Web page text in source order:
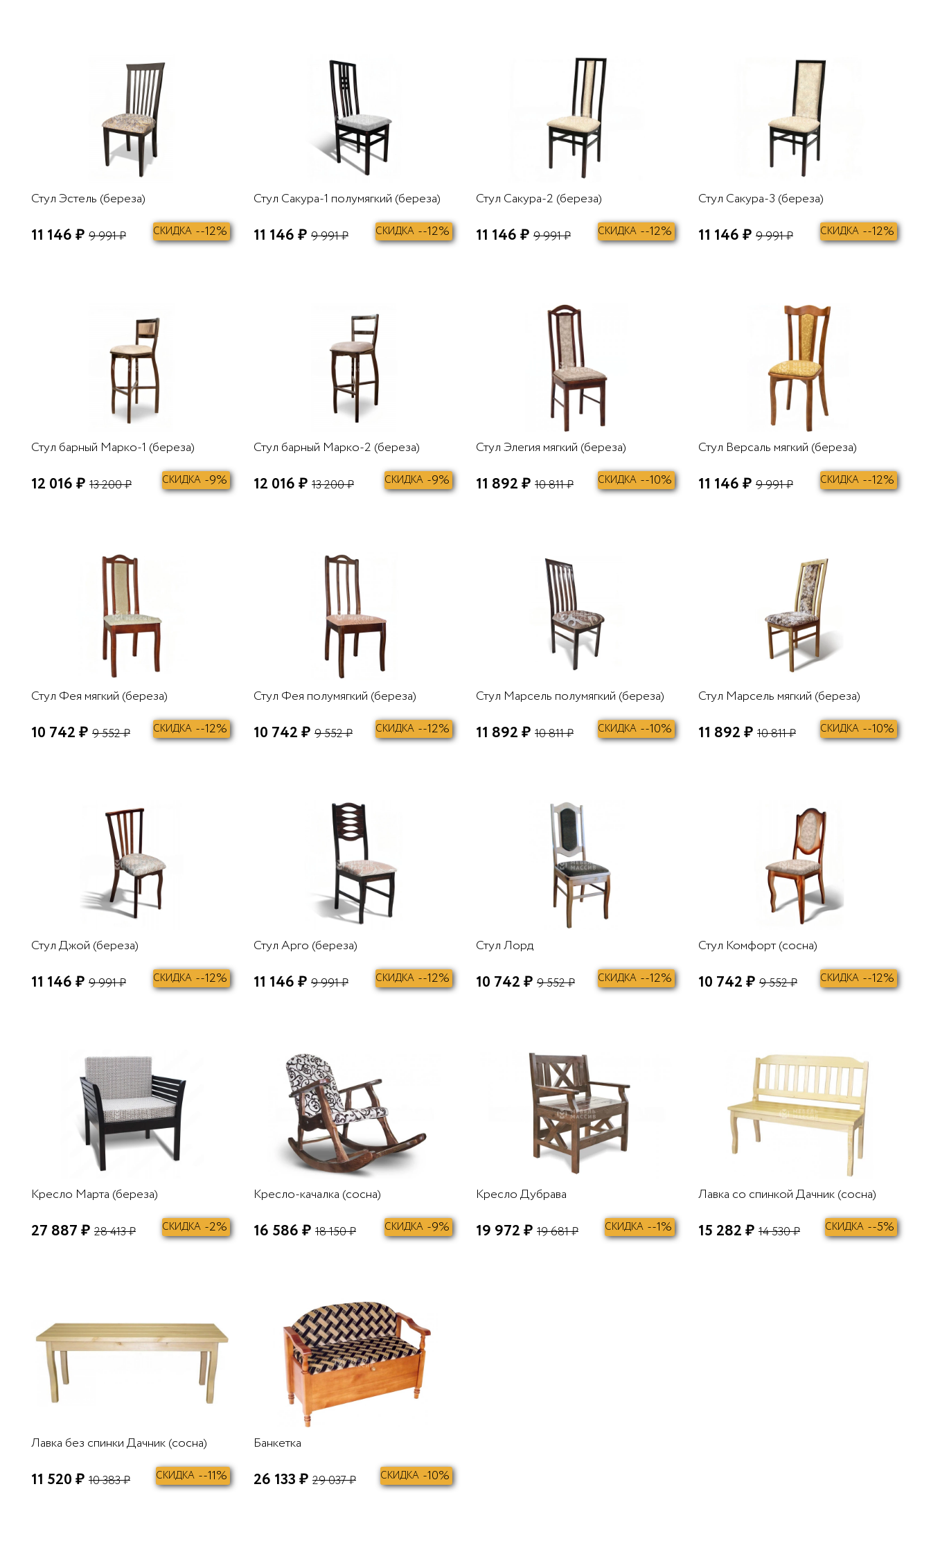
Стул Эстель (береза)
11 146 ₽ 9 991 ₽ СКИДКА --12%
Стул Сакура-1 полумягкий (береза)
11 146 ₽ 9 991 ₽ СКИДКА --12%
Стул Сакура-2 (береза)
11 146 ₽ 9 991 ₽ СКИДКА --12%
Стул Сакура-3 (береза)
11 146 ₽ 9 991 ₽ СКИДКА --12%
Стул барный Марко-1 (береза)
12 016 ₽ 13 200 ₽ СКИДКА -9%
Стул барный Марко-2 (береза)
12 016 ₽ 13 200 ₽ СКИДКА -9%
Стул Элегия мягкий (береза)
11 892 ₽ 10 811 ₽ СКИДКА --10%
Стул Версаль мягкий (береза)
11 146 ₽ 9 991 ₽ СКИДКА --12%
Стул Фея мягкий (береза)
10 742 ₽ 9 552 ₽ СКИДКА --12%
Стул Фея полумягкий (береза)
10 742 ₽ 9 552 ₽ СКИДКА --12%
Стул Марсель полумягкий (береза)
11 892 ₽ 10 811 ₽ СКИДКА --10%
Стул Марсель мягкий (береза)
11 892 ₽ 10 811 ₽ СКИДКА --10%
Стул Джой (береза)
11 146 ₽ 9 991 ₽ СКИДКА --12%
Стул Арго (береза)
11 146 ₽ 9 991 ₽ СКИДКА --12%
Стул Лорд
10 742 ₽ 9 552 ₽ СКИДКА --12%
Стул Комфорт (сосна)
10 742 ₽ 9 552 ₽ СКИДКА --12%
Кресло Марта (береза)
27 887 ₽ 28 413 ₽ СКИДКА -2%
Кресло-качалка (сосна)
16 586 ₽ 18 150 ₽ СКИДКА -9%
Кресло Дубрава
19 972 ₽ 19 681 ₽ СКИДКА --1%
Лавка со спинкой Дачник (сосна)
15 282 ₽ 14 530 ₽ СКИДКА --5%
Лавка без спинки Дачник (сосна)
11 520 ₽ 10 383 ₽ СКИДКА --11%
Банкетка
26 133 ₽ 29 037 ₽ СКИДКА -10%